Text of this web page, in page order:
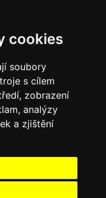
cookies
soubory
s cílem
zobrazení
analýzy
a zjištění